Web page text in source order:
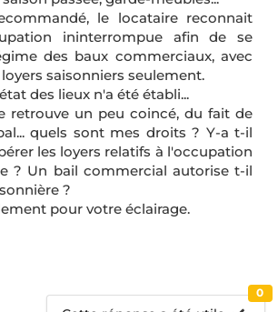
le locataire reconnait
ininterrompue afin de se
des baux commerciaux, avec
saisonniers seulement.
des lieux n'a été établi...
retrouve un peu coincé, du fait de
quels sont mes droits ? Y-a t-il
les loyers relatifs à l'occupation
? Un bail commercial autorise t-il
?
pour votre éclairage.
0